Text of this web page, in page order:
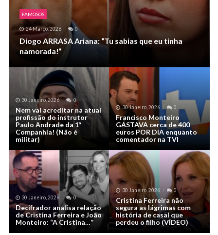
FAMOSOS
24 Março, 2026 0
Diogo ARRASA Ariana: “Tu sabias que eu tinha
namorada!”
30 Janeiro, 2026 0
Nem vai acreditar na atual
profissão do instrutor
Paulo Andrade da 1ª
Companhia! (Não é
militar)
30 Janeiro, 2026 0
Francisco Monteiro
GASTAVA cerca de 400
euros POR DIA enquanto
comentador na TVI
30 Janeiro, 2026 0
Decifrador analisa relação
de Cristina Ferreira e João
Monteiro: “A Cristina…”
30 Janeiro, 2026 0
Cristina Ferreira não
segura as lágrimas com
história de casal que
perdeu o filho (VÍDEO)